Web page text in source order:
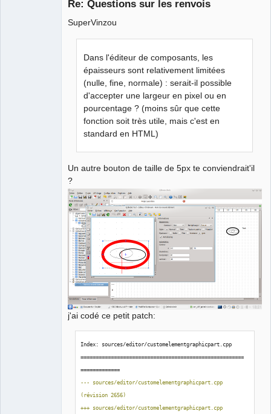
Re: Questions sur les renvois
SuperVinzou
Dans l'éditeur de composants, les
épaisseurs sont relativement limitées
(nulle, fine, normale) : serait-il possible
d'accepter une largeur en pixel ou en
pourcentage ? (moins sûr que cette
fonction soit très utile, mais c'est en
standard en HTML)
Un autre bouton de taille de 5px te conviendrait'il
?
j'ai codé ce petit patch:
Index: sources/editor/customelementgraphicpart.cpp
======================================================
=============
(révision 2656)